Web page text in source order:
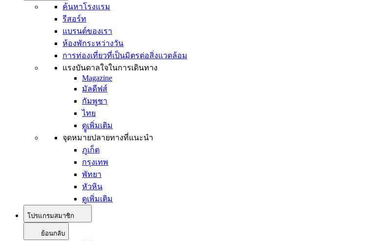
ค้นหาโรงแรม
รีสอร์ท
แบรนด์ของเรา
ห้องพักระหว่างวัน
การท่องเที่ยวที่เป็นมิตรต่อสิ่งแวดล้อม
แรงบันดาลใจในการเดินทาง
Magazine
มัลดีฟส์
กัมพูชา
ไทย
ดููเพิ่มเติม
จุดหมายปลายทางที่แนะนำ
ภูเก็ต
กรุงเทพ
พัทยา
หัวหิน
ดูเพิ่มเติม
โปรแกรมสมาชิก
ย้อนกลับ